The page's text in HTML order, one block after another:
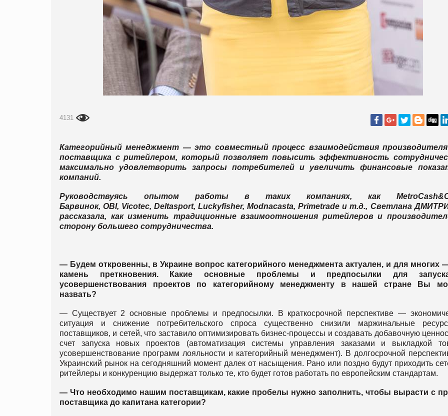
4131
Категорийный менеджмент — это совместный процесс взаимодействия
поставщика с ритейлером, который позволяет повысить эффективность
максимально удовлетворить запросы потребителей и увеличить финансовые
компаний.
Руководствуясь опытом работы в таких компаниях, как MetroCash&
Барвинок,OBI, Viсotec,Deltasport,Luckyfisher,Modnacasta,Primetrade и т.д., Светлана
рассказала, как изменить традиционные взаимоотношения ритейлеров и
сторону большего сотрудничества.
— Будем откровенны, в Украине вопрос категорийного менеджмента актуален, и для многих
камень преткновения. Какие основные проблемы и предпосылки для
усовершенствования проектов по категорийному менеджменту в нашей стране Вы
назвать?
— Существует 2 основные проблемы и предпосылки. В краткосрочной перспективе —
ситуация и снижение потребительского спроса существенно снизили маржинальные
поставщиков, и сетей, что заставило оптимизировать бизнес-процессы и создавать добавочную
счет запуска новых проектов (автоматизация системы управления заказами и выкладкой
усовершенствование программ лояльности и категорийный менеджмент). В долгосрочной
Украинский рынок на сегодняшний момент далек от насыщения. Рано или поздно будут приходить
ритейлеры и конкуренцию выдержат только те, кто будет готов работать по европейским стандартам.
— Что необходимо нашим поставщикам, какие пробелы нужно заполнить, чтобы вырасти с
поставщика до капитана категории?